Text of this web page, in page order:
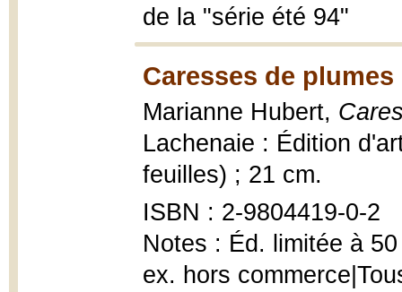
de la "série été 94"
Caresses de plumes
Marianne Hubert,
Lachenaie : Édition
feuilles) ; 21 cm.
ISBN : 2-9804419-0-2
Notes : Éd. limitée à
ex. hors